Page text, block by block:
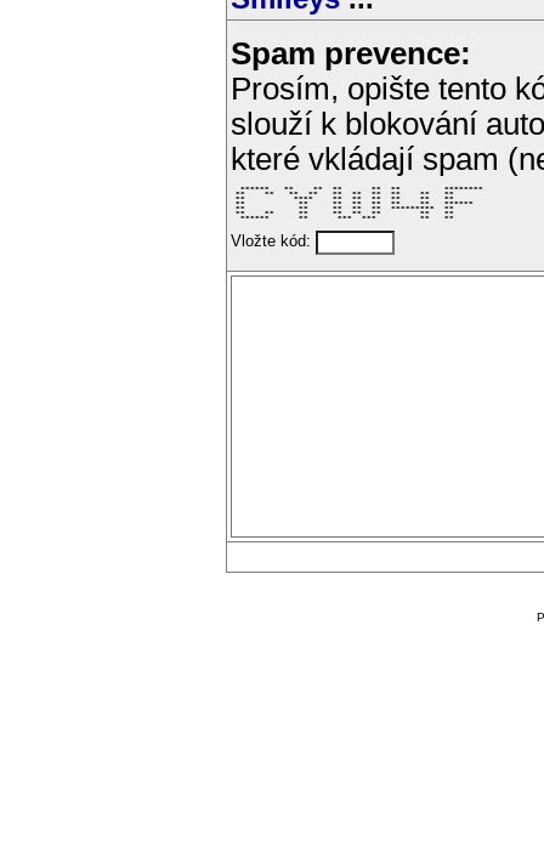
Spam prevence:
Prosím, opište tento
slouží k blokování
které vkládají spam
  ******   **    **  **      **  **         ********
**    **   **  **   **  **  **  **    **   **
**          ****    **  **  **  **    **   **
**           **     **  **  **  **    **   ******
**           **     **  **  **  *********  **
**    **     **     **  **  **        **   **
  ******      **      ***  ***         **   **
Vložte kód: